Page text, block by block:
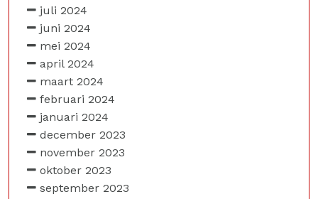
juli 2024
juni 2024
mei 2024
april 2024
maart 2024
februari 2024
januari 2024
december 2023
november 2023
oktober 2023
september 2023